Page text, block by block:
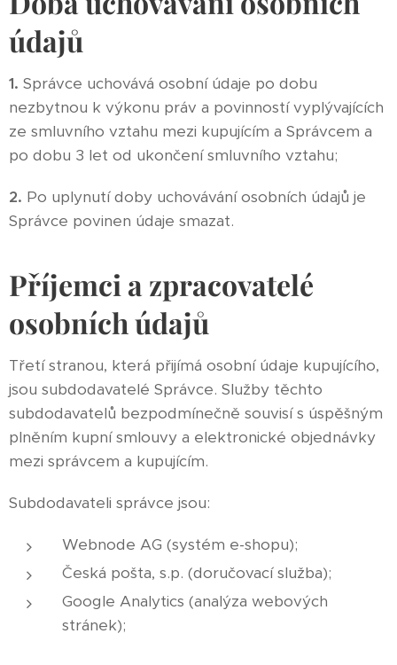
údajů
1. Správce uchovává osobní údaje po dobu
nezbytnou k výkonu práv a povinností vyplývajících
ze smluvního vztahu mezi kupujícím a Správcem a
po dobu 3 let od ukončení smluvního vztahu;
2. Po uplynutí doby uchovávání osobních údajů je
Správce povinen údaje smazat.
Příjemci a zpracovatelé
osobních údajů
Třetí stranou, která přijímá osobní údaje kupujícího,
jsou subdodavatelé Správce. Služby těchto
subdodavatelů bezpodmínečně souvisí s úspěšným
plněním kupní smlouvy a elektronické objednávky
mezi správcem a kupujícím.
Subdodavateli správce jsou:
Webnode AG (systém e-shopu);
Česká pošta, s.p. (doručovací služba);
Google Analytics (analýza webových
stránek);